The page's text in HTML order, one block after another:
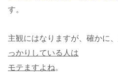
す。
主観にはなりますが、確かに、
っかりしている人は
モテますよね。